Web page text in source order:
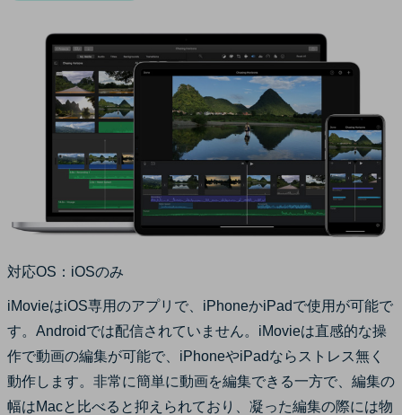
対応OS：iOSのみ
iMovieはiOS専用のアプリで、iPhoneかiPadで使用が可能で
す。Androidでは配信されていません。iMovieは直感的な操
作で動画の編集が可能で、iPhoneやiPadならストレス無く
動作します。非常に簡単に動画を編集できる一方で、編集の
幅はMacと比べると抑えられており、凝った編集の際には物